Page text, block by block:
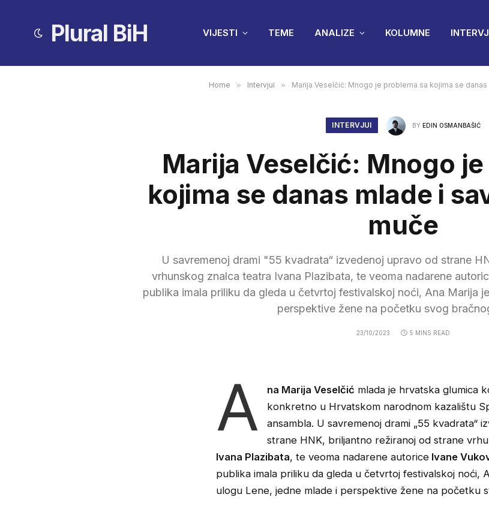
Plural BiH VIJESTI TEME ANALIZE KOLUMNE
Home » Intervjui » Marija Veselčić: Mnogo je problema sa kojima se
INTERVJUI BY EDIN OSMANBAŠIĆ
Marija Veselčić: Mnogo
kojima se danas mlade i
muče
U savremenoj drami "55 kvadrata“ izvedenoj upravo od strane
vrhunskog znalca teatra Ivana Plazibata, te veoma nadarene
publika imala priliku da gleda u četvrtoj festivalskoj noći, Ana Marija
perspektive žene na početku svog
23/10/2023 5 MINS READ
A na Marija Veselčić mlada je hrvatska glumica
konkretno u Hrvatskom narodnom kazalištu
ansambla. U savremenoj drami „55 kvadrata“
strane HNK, briljantno režiranoj od strane
Ivana Plazibata, te veoma nadarene autorice Ivane
publika imala priliku da gleda u četvrtoj festivalskoj noći,
ulogu Lene, jedne mlade i perspektive žene na početku